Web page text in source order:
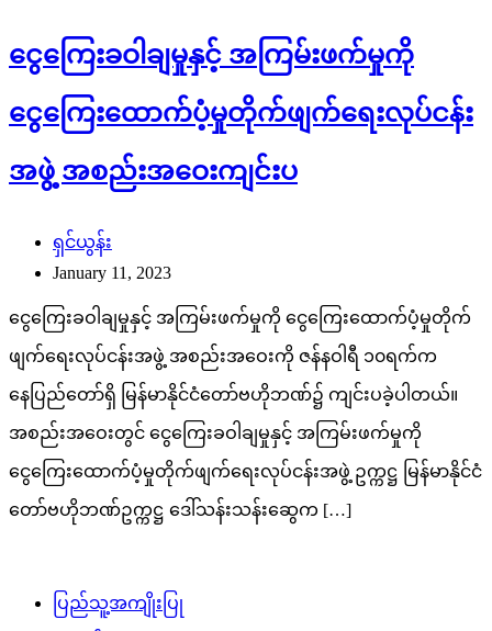
ငွေကြေးခဝါချမှုနှင့် အကြမ်းဖက်မှုကို
ငွေကြေးထောက်ပံ့မှုတိုက်ဖျက်ရေးလုပ်ငန်း
အဖွဲ့ အစည်းအဝေးကျင်းပ
ရှင်ယွန်း
January 11, 2023
ငွေကြေးခဝါချမှုနှင့် အကြမ်းဖက်မှုကို ငွေကြေးထောက်ပံ့မှုတိုက်
ဖျက်ရေးလုပ်ငန်းအဖွဲ့ အစည်းအဝေးကို ဇန်နဝါရီ ၁၀ရက်က
နေပြည်တော်ရှိ မြန်မာနိုင်ငံတော်ဗဟိုဘဏ်၌ ကျင်းပခဲ့ပါတယ်။
အစည်းအဝေးတွင် ငွေကြေးခဝါချမှုနှင့် အကြမ်းဖက်မှုကို
ငွေကြေးထောက်ပံ့မှုတိုက်ဖျက်ရေးလုပ်ငန်းအဖွဲ့ ဥက္ကဋ္ဌ မြန်မာနိုင်ငံ
တော်ဗဟိုဘဏ်ဥက္ကဋ္ဌ ဒေါ်သန်းသန်းဆွေက […]
ပြည်သူ့အကျိုးပြု